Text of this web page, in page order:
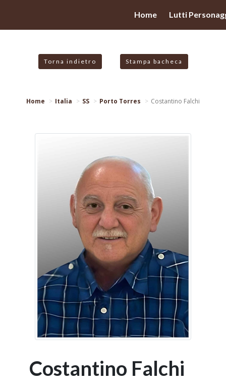
Home Lutti
Torna indietro Stampa bacheca
Home Italia SS Porto Torres Costantino Falchi
Costantino Falchi
la navigazione in altra maniera, acconsenti